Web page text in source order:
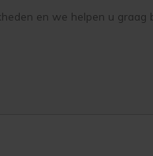
en we helpen u